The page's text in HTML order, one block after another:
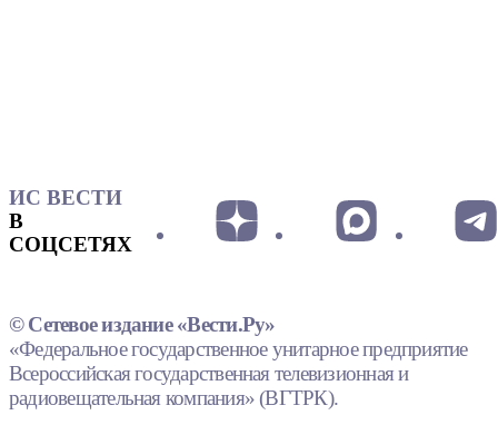
ИС ВЕСТИ
В
СОЦСЕТЯХ
© Сетевое издание «Вести.Ру»
«Федеральное государственное унитарное предприятие
Всероссийская государственная телевизионная и
радиовещательная компания» (ВГТРК).